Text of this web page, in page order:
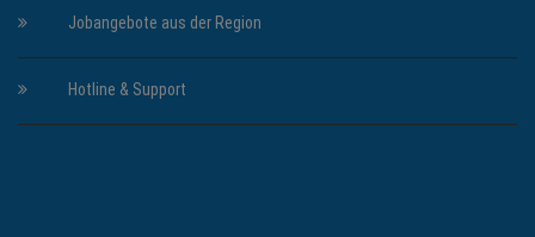
Jobangebote aus der Region
Hotline & Support